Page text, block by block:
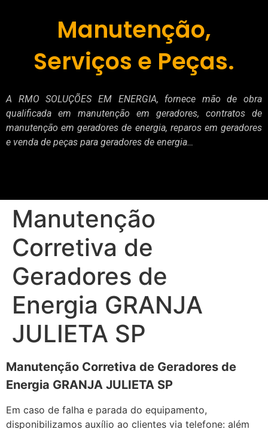
Manutenção,
Serviços e Peças.
A RMO SOLUÇÕES EM ENERGIA, fornece mão de obra
qualificada em manutenção em geradores, contratos de
manutenção em geradores de energia, reparos em geradores
e venda de peças para geradores de energia…
Manutenção
Corretiva de
Geradores de
Energia GRANJA
JULIETA SP
Manutenção Corretiva de Geradores de
Energia GRANJA JULIETA SP
Em caso de falha e parada do equipamento,
disponibilizamos auxílio ao clientes via telefone: além